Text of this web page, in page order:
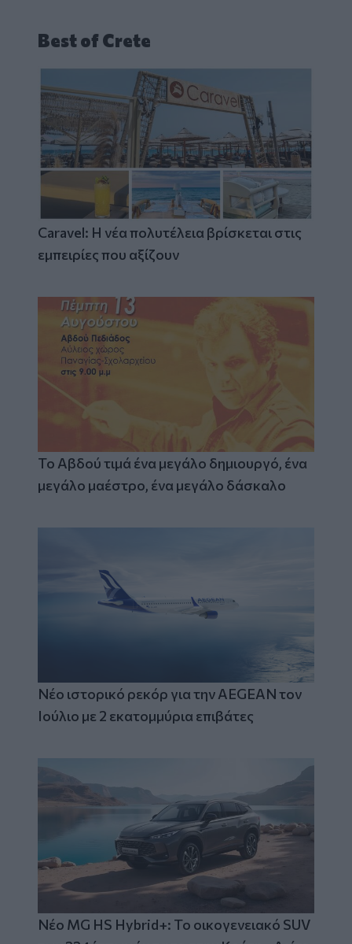
Best of Crete
Caravel: Η νέα πολυτέλεια βρίσκεται στις
εμπειρίες που αξίζουν
Το Αβδού τιμά ένα μεγάλο δημιουργό, ένα
μεγάλο μαέστρο, ένα μεγάλο δάσκαλο
Νέο ιστορικό ρεκόρ για την AEGEAN τον
Ιούλιο με 2 εκατομμύρια επιβάτες
Νέο MG HS Hybrid+: Το οικογενειακό SUV